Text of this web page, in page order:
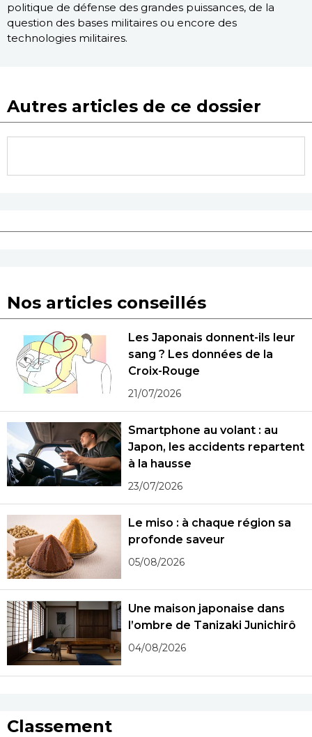
politique de défense des grandes puissances, de la
question des bases militaires ou encore des
technologies militaires.
Autres articles de ce dossier
Nos articles conseillés
Les Japonais donnent-ils leur
sang ? Les données de la
Croix-Rouge
21/07/2026
Smartphone au volant : au
Japon, les accidents repartent
à la hausse
23/07/2026
Le miso : à chaque région sa
profonde saveur
05/08/2026
Une maison japonaise dans
l’ombre de Tanizaki Junichirô
04/08/2026
Classement